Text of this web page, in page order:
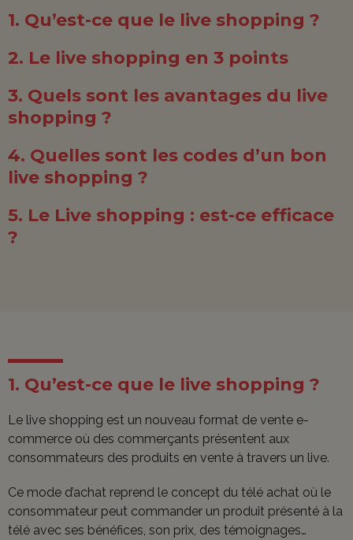
1. Qu’est-ce que le live shopping ?
2. Le live shopping en 3 points
3. Quels sont les avantages du live
shopping ?
4. Quelles sont les codes d’un bon
live shopping ?
5. Le Live shopping : est-ce efficace
?
1. Qu’est-ce que le live shopping ?
Le live shopping est un nouveau format de vente e-
commerce où des commerçants présentent aux
consommateurs des produits en vente à travers un live.
Ce mode d’achat reprend le concept du télé achat où le
consommateur peut commander un produit présenté à la
télé avec ses bénéfices, son prix, des témoignages…